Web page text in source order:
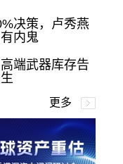
决策，卢秀燕
内鬼
端武器库存告
更多